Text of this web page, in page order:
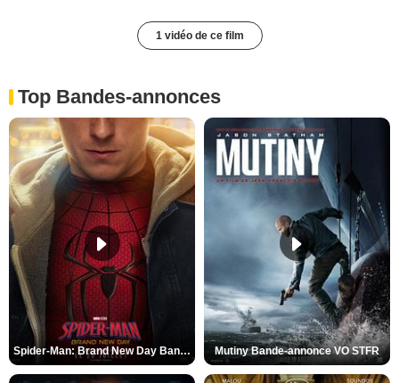
1 vidéo de ce film
Top Bandes-annonces
Spider-Man: Brand New Day Bande-annonce VO STFR Mutiny Bande-annonce VO STFR